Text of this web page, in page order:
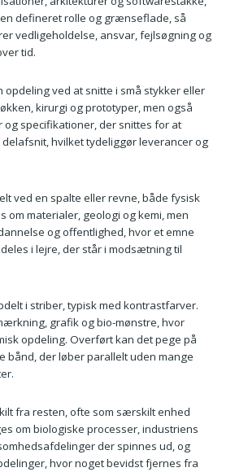
defineret rolle og grænseflade, så
vedligeholdelse, ansvar, fejlsøgning og
tid.
opdeling ved at snitte i små stykker eller
kirurgi og prototyper, men også
specifikationer, der snittes for at
hvilket tydeliggør leverancer og
ved en spalte eller revne, både fysisk
om materialer, geologi og kemi, men
og offentlighed, hvor et emne
i lejre, der står i modsætning til
i striber, typisk med kontrastfarver.
grafik og bio-mønstre, hvor
opdeling. Overført kan det pege på
bånd, der løber parallelt uden mange
fra resten, ofte som særskilt enhed
om biologiske processer, industriens
der spinnes ud, og
hvor noget bevidst fjernes fra